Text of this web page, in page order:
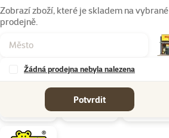
Zobrazí zboží, které je skladem na vybrané
prodejně.
Žádná prodejna nebyla nalezena
Potvrdit